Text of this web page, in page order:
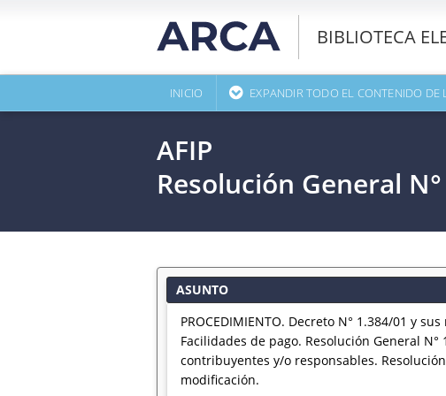
BIBLIOTECA
INICIO EXPANDIR TODO EL CONTENIDO DE
AFIP
Resolución General
ASUNTO
PROCEDIMIENTO. Decreto N° 1.384/01 y
Facilidades de pago. Resolución General
contribuyentes y/o responsables.
modificación.